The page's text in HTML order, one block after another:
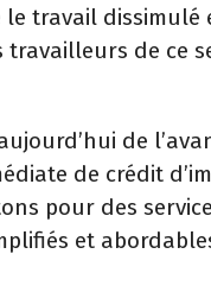
travail dissimulé
travailleurs de ce
de
de crédit
pour des
et